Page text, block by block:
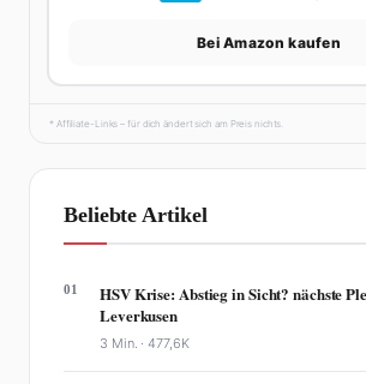
Bei Amazon kaufen
* Affiliate-Links – für dich ändert sich am Preis nichts.
Beliebte Artikel
01
HSV Krise: Abstieg in Sicht? nächste
Leverkusen
3 Min. ·477,6K